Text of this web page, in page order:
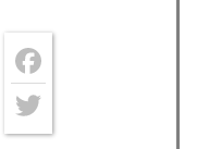
Facebook
Twitter